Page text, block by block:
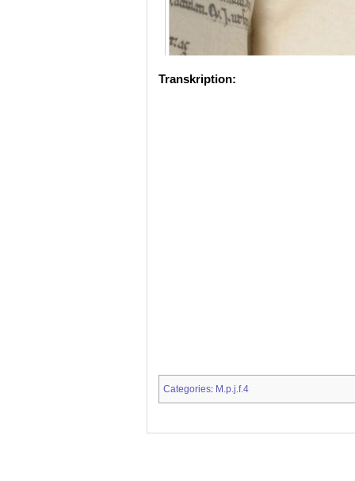
Transkription:
Categories: M.p.j.f.4